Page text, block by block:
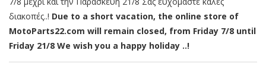
διακοπές..! Due to a short vacation, the online store of
MotoParts22.com will remain closed, from Friday 7/8 until
Friday 21/8 We wish you a happy holiday ..!